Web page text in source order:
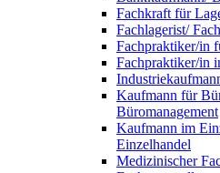
Fachkraft für
Fachlagerist/
Fachpraktiker/in
Fachpraktiker/in
Kaufmann für
Büromanagement
Kaufmann im
Einzelhandel
Medizinischer